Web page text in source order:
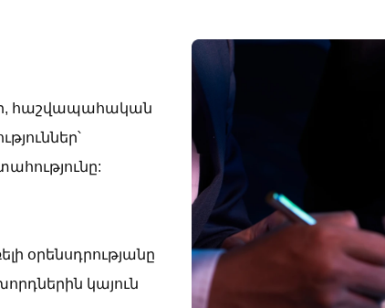
հաշվապահական
օրենսդրությանը
կայուն